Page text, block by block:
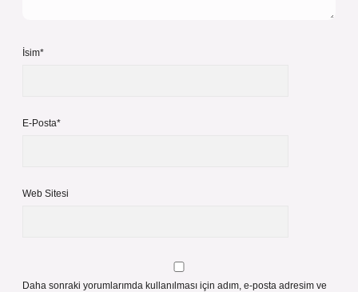
İsim*
E-Posta*
Web Sitesi
Daha sonraki yorumlarımda kullanılması için adım, e-posta adresim ve